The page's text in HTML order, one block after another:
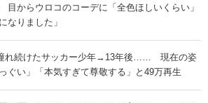
からウロコのコーデに「全色ほしいくらい」
なりました」
れ続けたサッカー少年→13年後…… 現在の姿
ぐい」「本気すぎて尊敬する」と49万再生